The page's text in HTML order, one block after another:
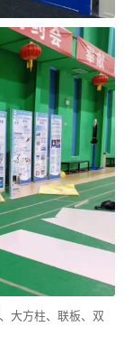
大方柱、联板、双